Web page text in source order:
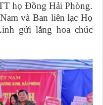
họ Đồng Hải Phòng.
và Ban liên lạc Họ
gửi lẵng hoa chúc